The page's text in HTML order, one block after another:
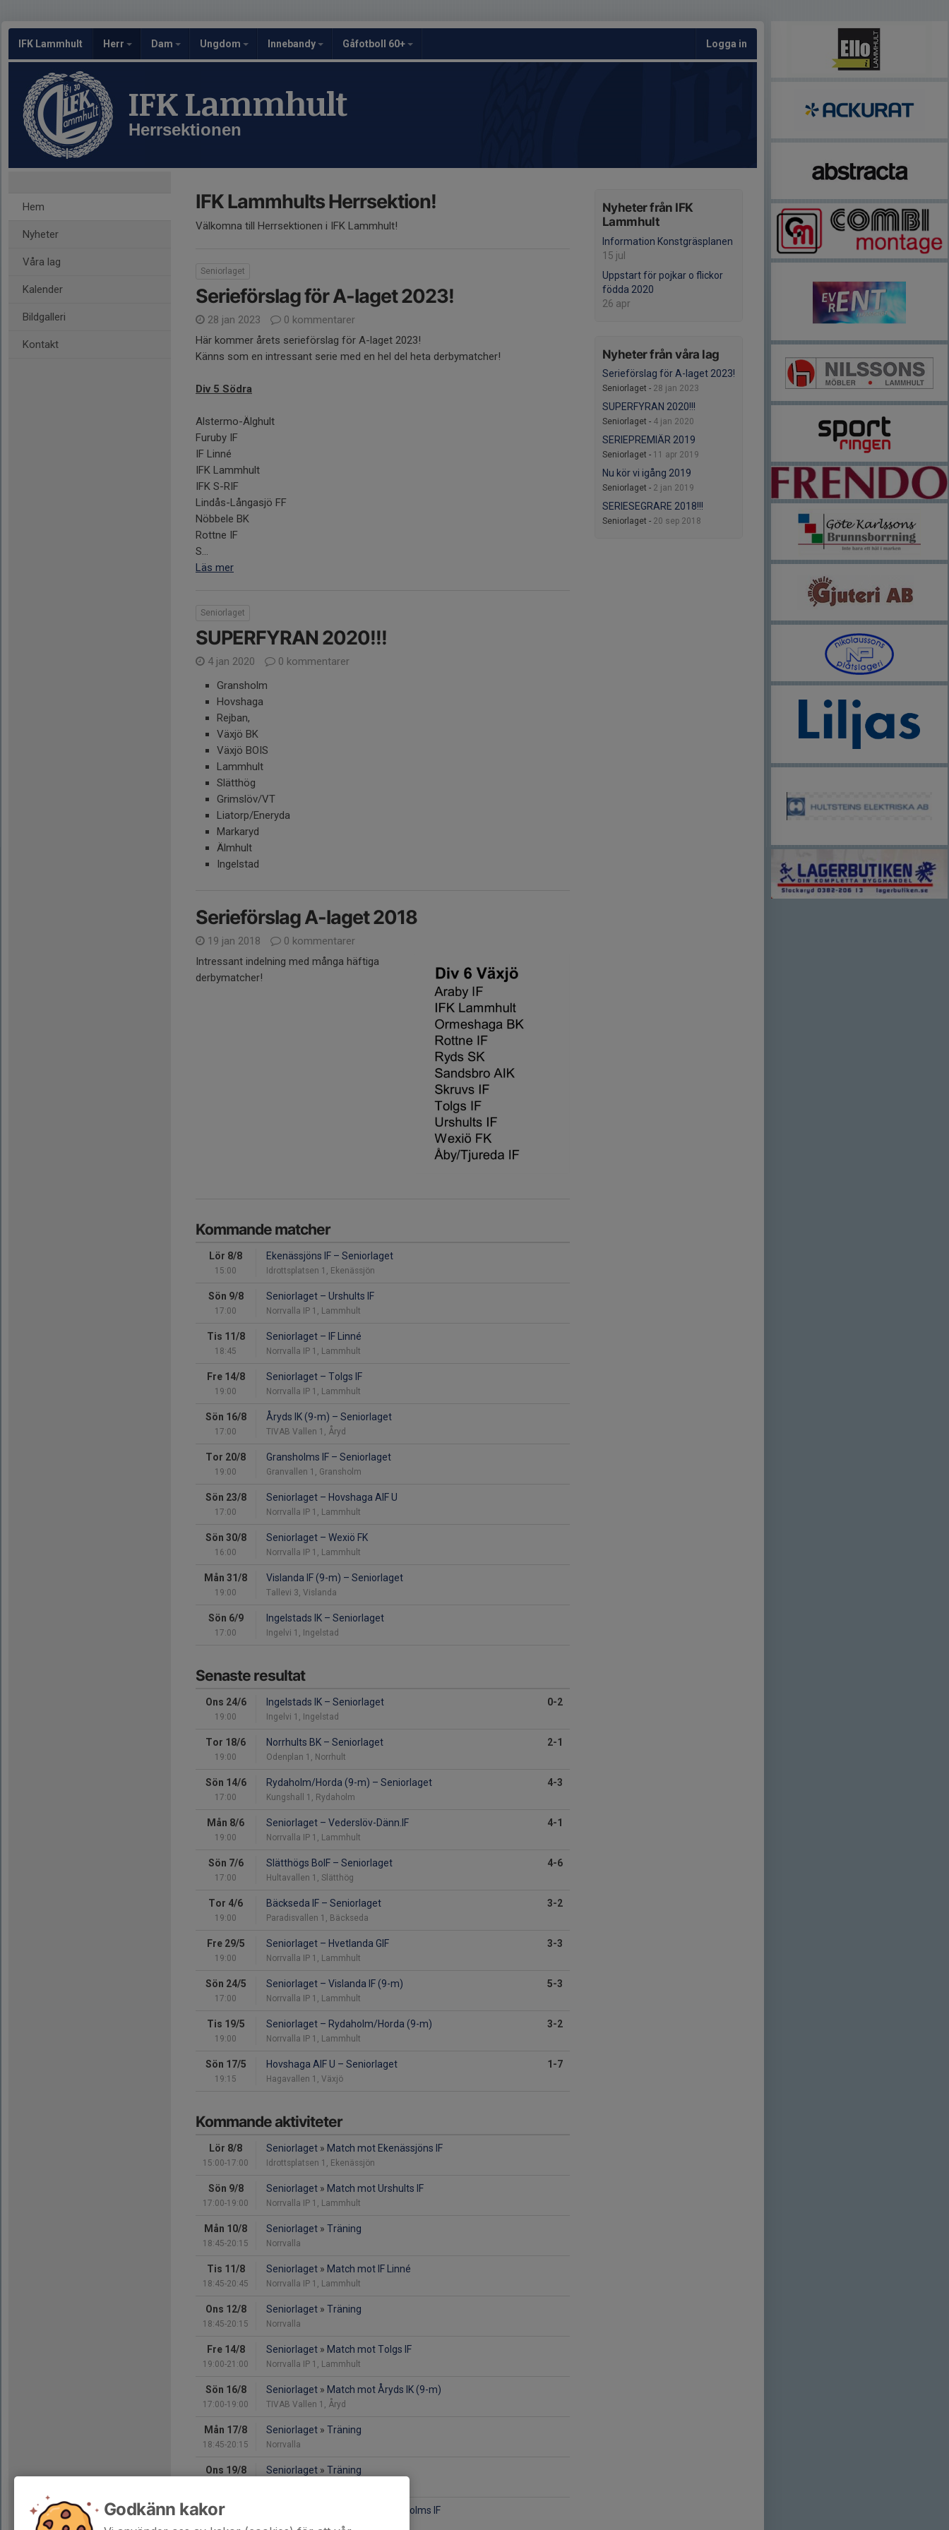
IFK Lammhult Herr Dam Ungdom Innebandy Gåfotboll 60+ Logga in
IFK Lammhult
Herrsektionen
Hem
Nyheter
Våra lag
Kalender
Bildgalleri
Kontakt
Nyheter från IFK
Lammhult
Information Konstgräsplanen
15 jul
Uppstart för pojkar o flickor
födda 2020
26 apr
Nyheter från våra lag
Serieförslag för A-laget 2023!
Seniorlaget - 28 jan 2023
SUPERFYRAN 2020!!!
Seniorlaget - 4 jan 2020
SERIEPREMIÄR 2019
Seniorlaget - 11 apr 2019
Nu kör vi igång 2019
Seniorlaget - 2 jan 2019
SERIESEGRARE 2018!!!
Seniorlaget - 20 sep 2018
IFK Lammhults Herrsektion!
Välkomna till Herrsektionen i IFK Lammhult!
Seniorlaget
Serieförslag för A-laget 2023!
28 jan 2023
0 kommentarer
Här kommer årets serieförslag för A-laget 2023!
Känns som en intressant serie med en hel del heta derbymatcher!
Div 5 Södra
Alstermo-Älghult
Furuby IF
IF Linné
IFK Lammhult
IFK S-RIF
Lindås-Långasjö FF
Nöbbele BK
Rottne IF
S...
Läs mer
Seniorlaget
SUPERFYRAN 2020!!!
4 jan 2020
0 kommentarer
Gransholm
Hovshaga
Rejban,
Växjö BK
Växjö BOIS
Lammhult
Slätthög
Grimslöv/VT
Liatorp/Eneryda
Markaryd
Älmhult
Ingelstad
Serieförslag A-laget 2018
19 jan 2018
0 kommentarer
Intressant indelning med många häftiga
derbymatcher!
Kommande matcher
Lör 8/8
15:00
Ekenässjöns IF – Seniorlaget
Idrottsplatsen 1, Ekenässjön
Sön 9/8
17:00
Seniorlaget – Urshults IF
Norrvalla IP 1, Lammhult
Tis 11/8
18:45
Seniorlaget – IF Linné
Norrvalla IP 1, Lammhult
Fre 14/8
19:00
Seniorlaget – Tolgs IF
Norrvalla IP 1, Lammhult
Sön 16/8
17:00
Åryds IK (9-m) – Seniorlaget
TIVAB Vallen 1, Åryd
Tor 20/8
19:00
Gransholms IF – Seniorlaget
Granvallen 1, Gransholm
Sön 23/8
17:00
Seniorlaget – Hovshaga AIF U
Norrvalla IP 1, Lammhult
Sön 30/8
16:00
Seniorlaget – Wexiö FK
Norrvalla IP 1, Lammhult
Mån 31/8
19:00
Vislanda IF (9-m) – Seniorlaget
Tallevi 3, Vislanda
Sön 6/9
17:00
Ingelstads IK – Seniorlaget
Ingelvi 1, Ingelstad
Senaste resultat
Ons 24/6
19:00
Ingelstads IK – Seniorlaget
Ingelvi 1, Ingelstad
0-2
Tor 18/6
19:00
Norrhults BK – Seniorlaget
Odenplan 1, Norrhult
2-1
Sön 14/6
17:00
Rydaholm/Horda (9-m) – Seniorlaget
Kungshall 1, Rydaholm
4-3
Mån 8/6
19:00
Seniorlaget – Vederslöv-Dänn.IF
Norrvalla IP 1, Lammhult
4-1
Sön 7/6
17:00
Slätthögs BoIF – Seniorlaget
Hultavallen 1, Slätthög
4-6
Tor 4/6
19:00
Bäckseda IF – Seniorlaget
Paradisvallen 1, Bäckseda
3-2
Fre 29/5
19:00
Seniorlaget – Hvetlanda GIF
Norrvalla IP 1, Lammhult
3-3
Sön 24/5
17:00
Seniorlaget – Vislanda IF (9-m)
Norrvalla IP 1, Lammhult
5-3
Tis 19/5
19:00
Seniorlaget – Rydaholm/Horda (9-m)
Norrvalla IP 1, Lammhult
3-2
Sön 17/5
19:15
Hovshaga AIF U – Seniorlaget
Hagavallen 1, Växjö
1-7
Kommande aktiviteter
Lör 8/8
15:00-17:00
Seniorlaget » Match mot Ekenässjöns IF
Idrottsplatsen 1, Ekenässjön
Sön 9/8
17:00-19:00
Seniorlaget » Match mot Urshults IF
Norrvalla IP 1, Lammhult
Mån 10/8
18:45-20:15
Seniorlaget » Träning
Norrvalla
Tis 11/8
18:45-20:45
Seniorlaget » Match mot IF Linné
Norrvalla IP 1, Lammhult
Ons 12/8
18:45-20:15
Seniorlaget » Träning
Norrvalla
Fre 14/8
19:00-21:00
Seniorlaget » Match mot Tolgs IF
Norrvalla IP 1, Lammhult
Sön 16/8
17:00-19:00
Seniorlaget » Match mot Åryds IK (9-m)
TIVAB Vallen 1, Åryd
Mån 17/8
18:45-20:15
Seniorlaget » Träning
Norrvalla
Ons 19/8 Seniorlaget » Träning
Tor 20/8
19:00-21:00
Match mot Gransholms IF
Granvallen 1, Gransholm
Godkänn kakor